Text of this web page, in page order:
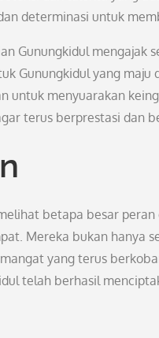
determinasi untuk
Gunungkidul
Gunungkidul yang
untuk menyuarakan
terus berprestasi dan
betapa besar
Mereka bukan hanya
yang terus
telah berhasil